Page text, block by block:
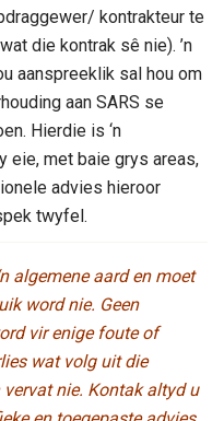
kontrakteur te
die kontrak sê nie). ’n
aanspreeklik sal hou om
aan SARS se
Hierdie is ‘n
eie, met baie grys areas,
advies hieroor
twyfel.
algemene aard en moet
word nie. Geen
vir enige foute of
wat volg uit die
nie. Kontak altyd u